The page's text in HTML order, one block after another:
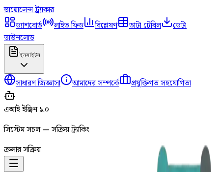
ভায়োলেন্সট্র্যাকার
ড্যাশবোর্ড
লাইভ ফিড বিশ্লেষণ ডাটা টেবিল
ডেটা
ডাউনলোড
ইনসাইটস
সাধারণ জিজ্ঞাসা আমাদের সম্পর্কে প্রযুক্তিগত সহযোগিতা
এআই ইঞ্জিন ১.০
সিস্টেম সচল — সক্রিয় ট্র্যাকিং
ক্রলার সক্রিয়